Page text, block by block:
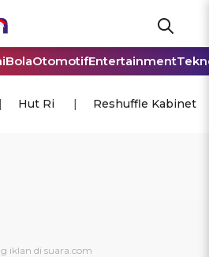
BolaOtomotifEntertainment
Hut Ri Reshuffle Kabinet